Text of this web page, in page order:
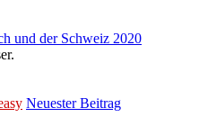
und der Schweiz 2020
Neuester Beitrag